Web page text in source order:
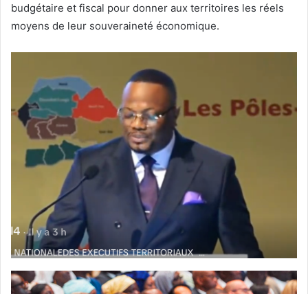
budgétaire et fiscal pour donner aux territoires les réels
moyens de leur souveraineté économique.